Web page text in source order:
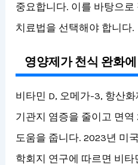
중요합니다. 이를 바탕으
치료법을 선택해야 합니다.
영양제가 천식 완화
비타민 D, 오메가-3, 항산
기관지 염증을 줄이고 면역
도움을 줍니다. 2023년 미
학회지 연구에 따르면 비타